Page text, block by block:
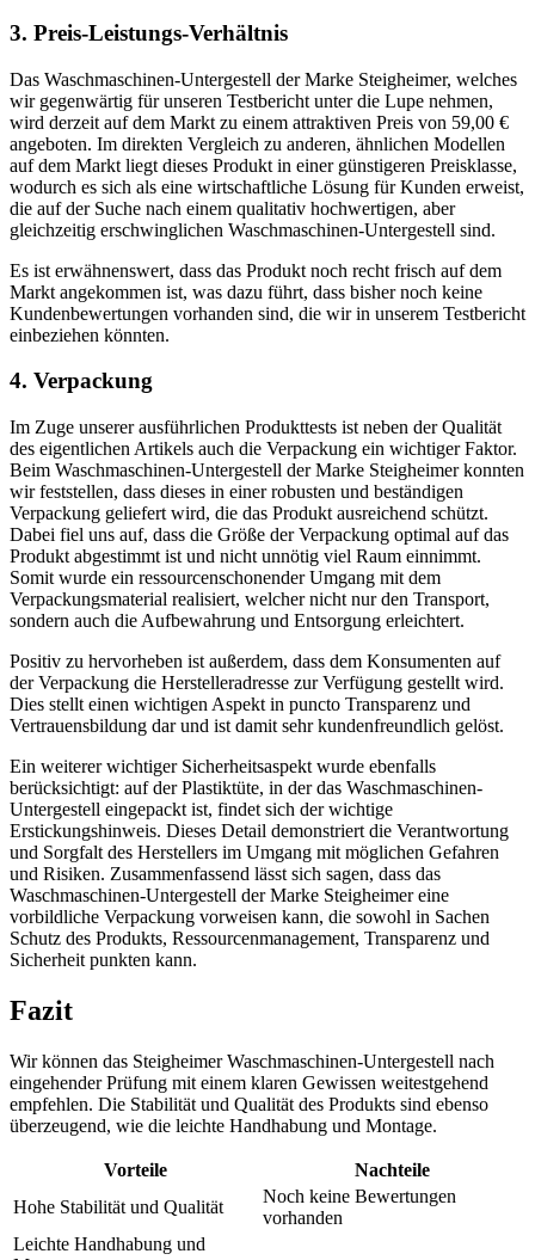
3. Preis-Leistungs-Verhältnis
Das Waschmaschinen-Untergestell der Marke Steigheimer, welches
wir gegenwärtig für unseren Testbericht unter die Lupe nehmen,
wird derzeit auf dem Markt zu einem attraktiven Preis von 59,00 €
angeboten. Im direkten Vergleich zu anderen, ähnlichen Modellen
auf dem Markt liegt dieses Produkt in einer günstigeren Preisklasse,
wodurch es sich als eine wirtschaftliche Lösung für Kunden erweist,
die auf der Suche nach einem qualitativ hochwertigen, aber
gleichzeitig erschwinglichen Waschmaschinen-Untergestell sind.
Es ist erwähnenswert, dass das Produkt noch recht frisch auf dem
Markt angekommen ist, was dazu führt, dass bisher noch keine
Kundenbewertungen vorhanden sind, die wir in unserem Testbericht
einbeziehen könnten.
4. Verpackung
Im Zuge unserer ausführlichen Produkttests ist neben der Qualität
des eigentlichen Artikels auch die Verpackung ein wichtiger Faktor.
Beim Waschmaschinen-Untergestell der Marke Steigheimer konnten
wir feststellen, dass dieses in einer robusten und beständigen
Verpackung geliefert wird, die das Produkt ausreichend schützt.
Dabei fiel uns auf, dass die Größe der Verpackung optimal auf das
Produkt abgestimmt ist und nicht unnötig viel Raum einnimmt.
Somit wurde ein ressourcenschonender Umgang mit dem
Verpackungsmaterial realisiert, welcher nicht nur den Transport,
sondern auch die Aufbewahrung und Entsorgung erleichtert.
Positiv zu hervorheben ist außerdem, dass dem Konsumenten auf
der Verpackung die Herstelleradresse zur Verfügung gestellt wird.
Dies stellt einen wichtigen Aspekt in puncto Transparenz und
Vertrauensbildung dar und ist damit sehr kundenfreundlich gelöst.
Ein weiterer wichtiger Sicherheitsaspekt wurde ebenfalls
berücksichtigt: auf der Plastiktüte, in der das Waschmaschinen-
Untergestell eingepackt ist, findet sich der wichtige
Erstickungshinweis. Dieses Detail demonstriert die Verantwortung
und Sorgfalt des Herstellers im Umgang mit möglichen Gefahren
und Risiken. Zusammenfassend lässt sich sagen, dass das
Waschmaschinen-Untergestell der Marke Steigheimer eine
vorbildliche Verpackung vorweisen kann, die sowohl in Sachen
Schutz des Produkts, Ressourcenmanagement, Transparenz und
Sicherheit punkten kann.
Fazit
Wir können das Steigheimer Waschmaschinen-Untergestell nach
eingehender Prüfung mit einem klaren Gewissen weitestgehend
empfehlen. Die Stabilität und Qualität des Produkts sind ebenso
überzeugend, wie die leichte Handhabung und Montage.
Vorteile
Nachteile
Hohe Stabilität und Qualität
Noch keine Bewertungen
vorhanden
Leichte Handhabung und